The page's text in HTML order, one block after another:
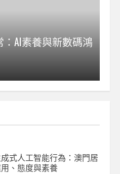
AI素養與新數碼鴻
式人工智能行為：澳門居
、態度與素養